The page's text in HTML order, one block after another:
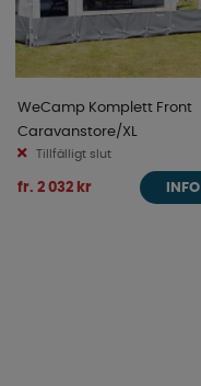
WeCamp Komplett Front
Caravanstore/XL
Tillfälligt slut
fr. 2 032 kr INFO